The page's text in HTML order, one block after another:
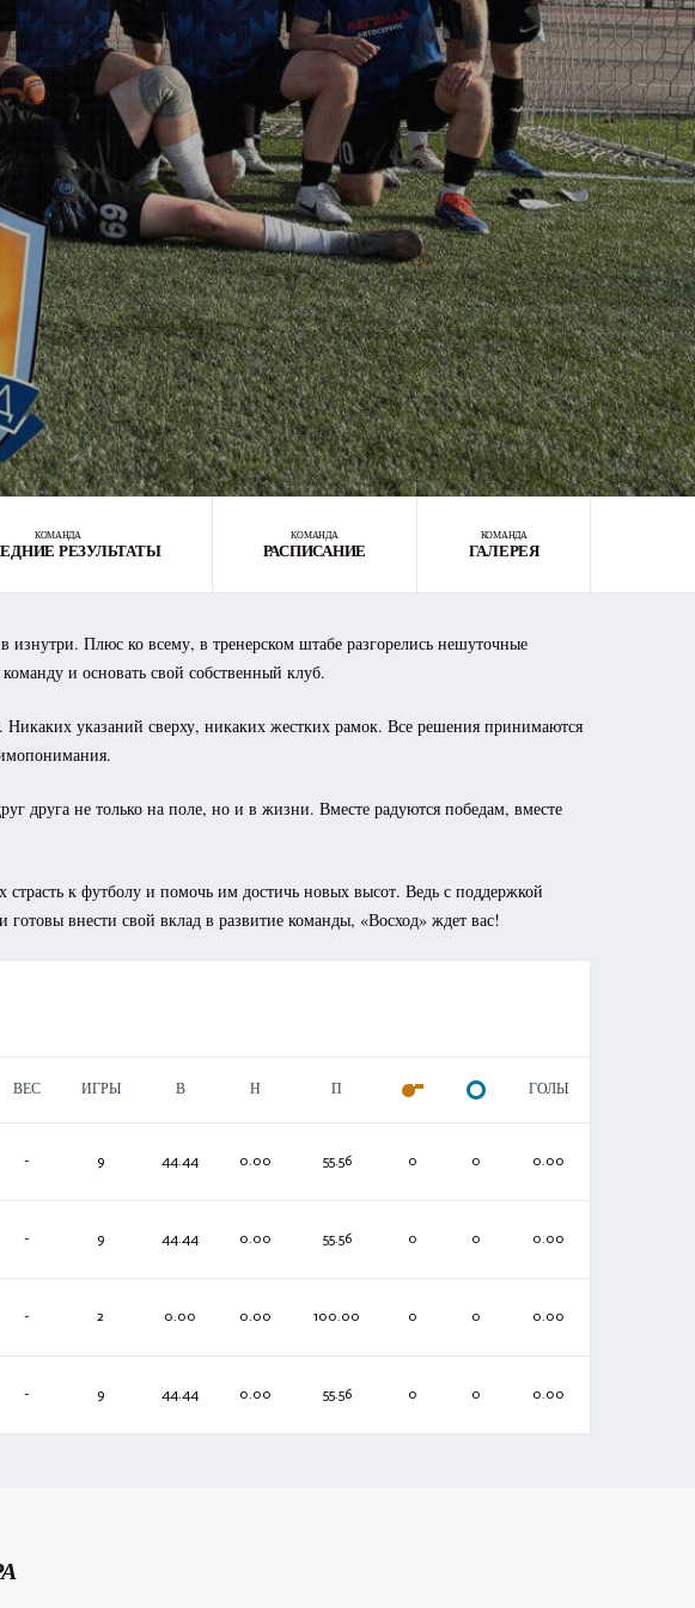
КОМАНДА
РЕЗУЛЬТАТЫ
КОМАНДА
РАСПИСАНИЕ
КОМАНДА
ГАЛЕРЕЯ
Плюс ко всему, в тренерском штабе разгорелись нешуточные
и основать свой собственный клуб.
указаний сверху, никаких жестких рамок. Все решения принимаются
друга не только на поле, но и в жизни. Вместе радуются победам, вместе
к футболу и помочь им достичь новых высот. Ведь с поддержкой
внести свой вклад в развитие команды, «Восход» ждет вас!
ВЕС ИГРЫ В Н П ГОЛЫ
- 9 44.44 0.00 55.56 0 0 0.00
- 9 44.44 0.00 55.56 0 0 0.00
- 2 0.00 0.00 100.00 0 0 0.00
- 9 44.44 0.00 55.56 0 0 0.00